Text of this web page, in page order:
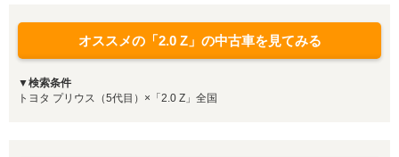
オススメの「2.0 Z」の中古車を見てみる
▼検索条件
トヨタ プリウス（5代目）×「2.0 Z」全国